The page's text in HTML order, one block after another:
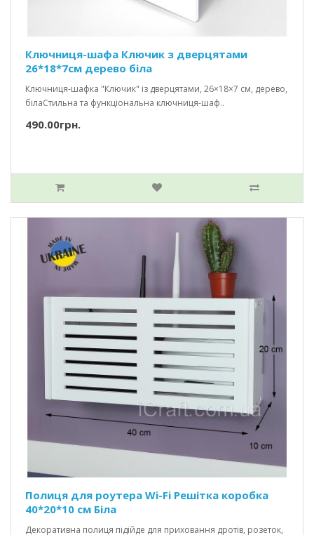
Ключниця-шафа Ключик з дверцятами
26*18*7см дерево біла
Ключниця-шафка "Ключик" із дверцятами, 26×18×7 см, дерево,
білаСтильна та функціональна ключниця-шаф..
490.00грн.
Полиця для роутера Wi-Fi Решітка коробка
40*20*10 см Біла
Декоративна полиця підійде для приховання дротів, розеток,